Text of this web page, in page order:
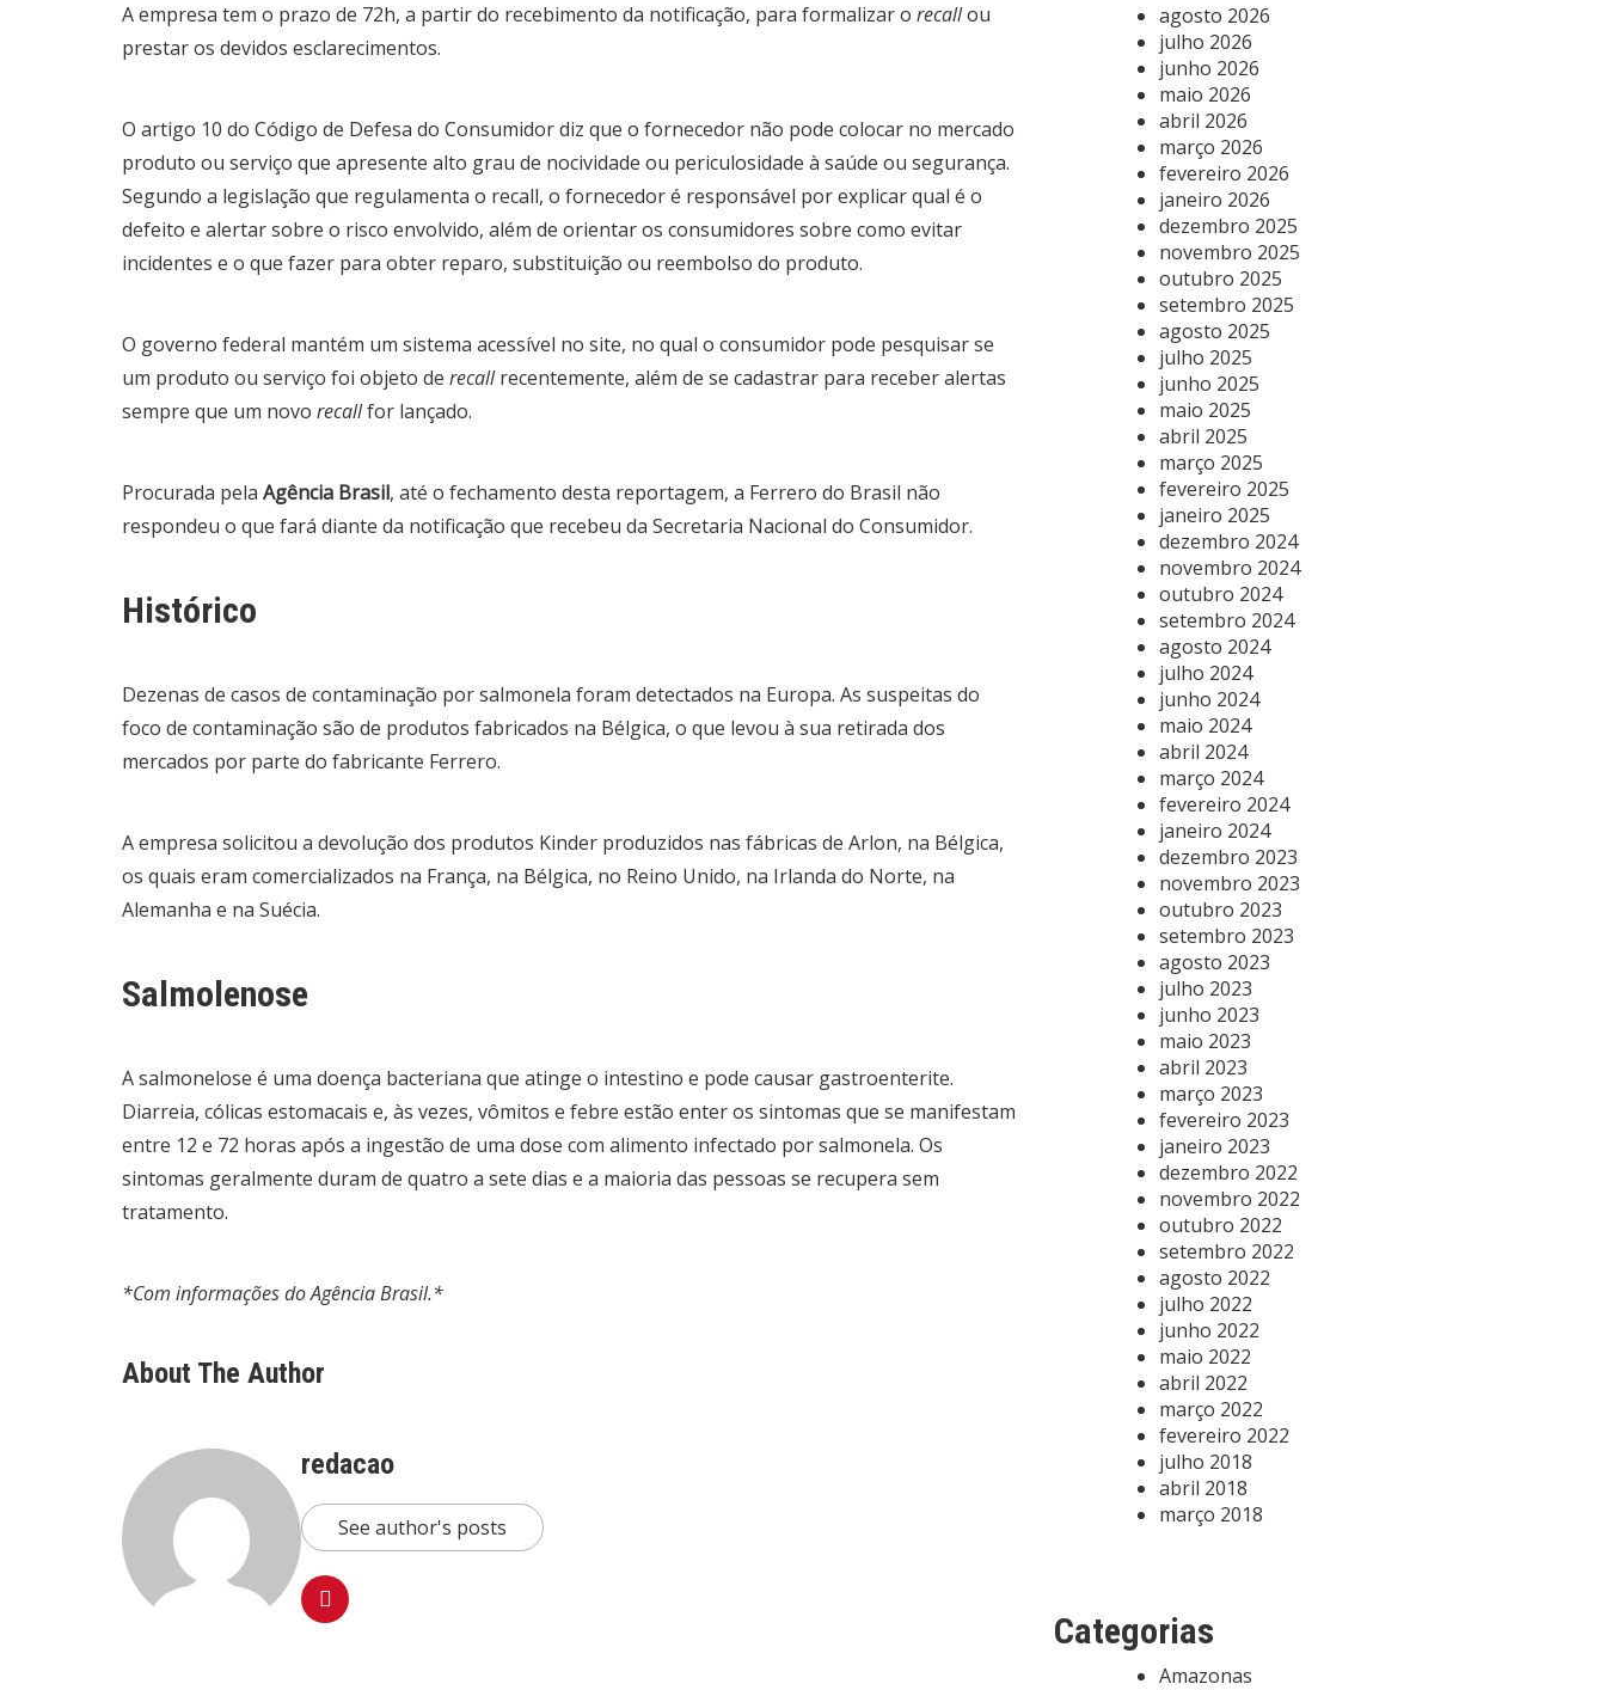
A empresa tem o prazo de 72h, a partir do recebimento da notificação, para formalizar o recallou
prestar os devidos esclarecimentos.
O artigo 10 do Código de Defesa do Consumidor diz que o fornecedor não pode colocar no mercado
produto ou serviço que apresente alto grau de nocividade ou periculosidade à saúde ou segurança.
Segundo a legislação que regulamenta o recall, o fornecedor é responsável por explicar qual é o
defeito e alertar sobre o risco envolvido, além de orientar os consumidores sobre como evitar
incidentes e o que fazer para obter reparo, substituição ou reembolso do produto.
O governo federal mantém um sistema acessível no site, no qual o consumidor pode pesquisar se
um produto ou serviço foi objeto de recallrecentemente, além de se cadastrar para receber alertas
sempre que um novo recallfor lançado.
Procurada pela Agência Brasil, até o fechamento desta reportagem, a Ferrero do Brasil não
respondeu o que fará diante da notificação que recebeu da Secretaria Nacional do Consumidor.
Histórico
Dezenas de casos de contaminação por salmonela foram detectados na Europa. As suspeitas do
foco de contaminação são de produtos fabricados na Bélgica, o que levou à sua retirada dos
mercados por parte do fabricante Ferrero.
A empresa solicitou a devolução dos produtos Kinder produzidos nas fábricas de Arlon, na Bélgica,
os quais eram comercializados na França, na Bélgica, no Reino Unido, na Irlanda do Norte, na
Alemanha e na Suécia.
Salmolenose
A salmonelose é uma doença bacteriana que atinge o intestino e pode causar gastroenterite.
Diarreia, cólicas estomacais e, às vezes, vômitos e febre estão enter os sintomas que se manifestam
entre 12 e 72 horas após a ingestão de uma dose com alimento infectado por salmonela. Os
sintomas geralmente duram de quatro a sete dias e a maioria das pessoas se recupera sem
tratamento.
*Com informações do Agência Brasil.*
About The Author
redacao
See author's posts
agosto 2026
julho 2026
junho 2026
maio 2026
abril 2026
março 2026
fevereiro 2026
janeiro 2026
dezembro 2025
novembro 2025
outubro 2025
setembro 2025
agosto 2025
julho 2025
junho 2025
maio 2025
abril 2025
março 2025
fevereiro 2025
janeiro 2025
dezembro 2024
novembro 2024
outubro 2024
setembro 2024
agosto 2024
julho 2024
junho 2024
maio 2024
abril 2024
março 2024
fevereiro 2024
janeiro 2024
dezembro 2023
novembro 2023
outubro 2023
setembro 2023
agosto 2023
julho 2023
junho 2023
maio 2023
abril 2023
março 2023
fevereiro 2023
janeiro 2023
dezembro 2022
novembro 2022
outubro 2022
setembro 2022
agosto 2022
julho 2022
junho 2022
maio 2022
abril 2022
março 2022
fevereiro 2022
julho 2018
abril 2018
março 2018
Categorias
Amazonas